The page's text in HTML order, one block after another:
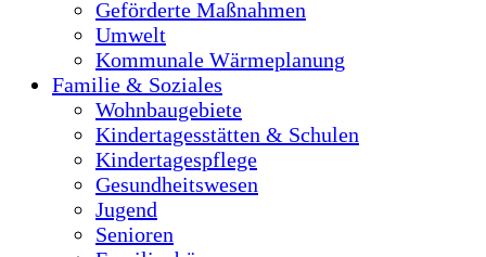
Geförderte Maßnahmen
Umwelt
Kommunale Wärmeplanung
Familie & Soziales
Wohnbaugebiete
Kindertagesstätten & Schulen
Kindertagespflege
Gesundheitswesen
Jugend
Senioren